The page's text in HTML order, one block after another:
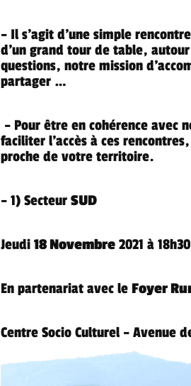
– Il s’agit d’une simple
d’un grand tour de table,
questions, notre mission
partager …
– Pour être en cohérence avec
faciliter l’accès à ces
proche de votre territoire.
– 1) SecteurSUD
Jeudi18 Novembre 2021 à
En partenariat avec leFoyer
Centre Socio Culturel – Avenue